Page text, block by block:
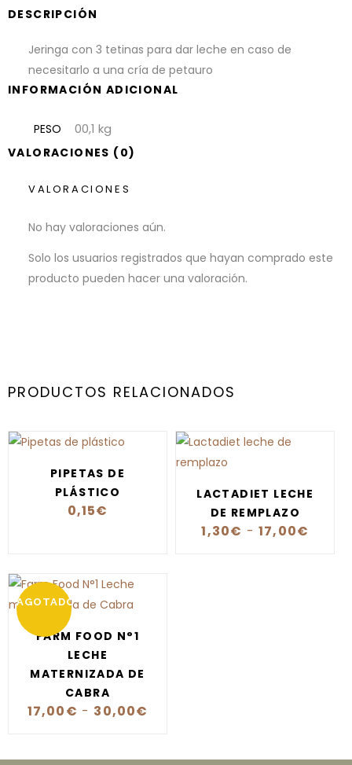
DESCRIPCIÓN
Jeringa con 3 tetinas para dar leche en caso de
necesitarlo a una cría de petauro
INFORMACIÓN ADICIONAL
PESO 00,1 kg
VALORACIONES (0)
VALORACIONES
No hay valoraciones aún.
Solo los usuarios registrados que hayan comprado este
producto pueden hacer una valoración.
PRODUCTOS RELACIONADOS
PIPETAS DE
PLÁSTICO
0,15€
LACTADIET LECHE
DE REMPLAZO
1,30€ - 17,00€
AGOTADO
FARM FOOD N°1
LECHE
MATERNIZADA DE
CABRA
17,00€ - 30,00€